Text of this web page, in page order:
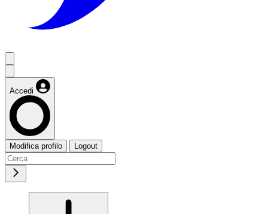
Accedi
Modifica profilo Logout